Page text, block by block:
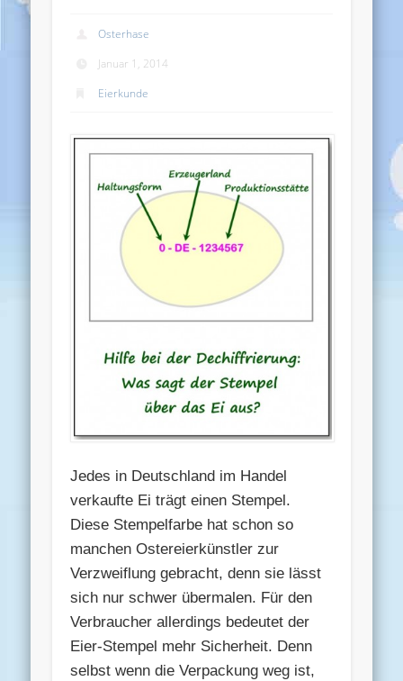
Osterhase
Januar 1, 2014
Eierkunde
Jedes in Deutschland im Handel
verkaufte Ei trägt einen Stempel.
Diese Stempelfarbe hat schon so
manchen Ostereierkünstler zur
Verzweiflung gebracht, denn sie lässt
sich nur schwer übermalen. Für den
Verbraucher allerdings bedeutet der
Eier-Stempel mehr Sicherheit. Denn
selbst wenn die Verpackung weg ist,